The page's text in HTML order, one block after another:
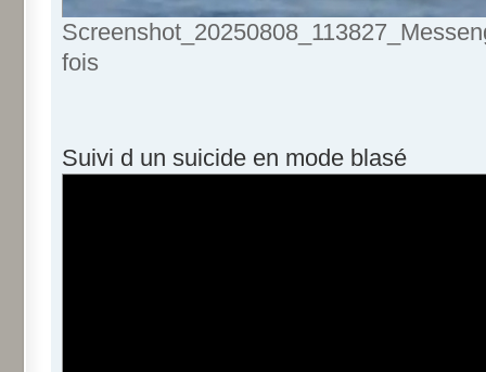
fois
Suivi d un suicide en mode blasé